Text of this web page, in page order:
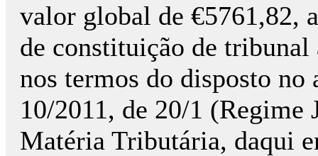
valor global de €5761,82,
de constituição de
nos termos do disposto no
10/2011, de 20/1
Matéria Tributária, daqui